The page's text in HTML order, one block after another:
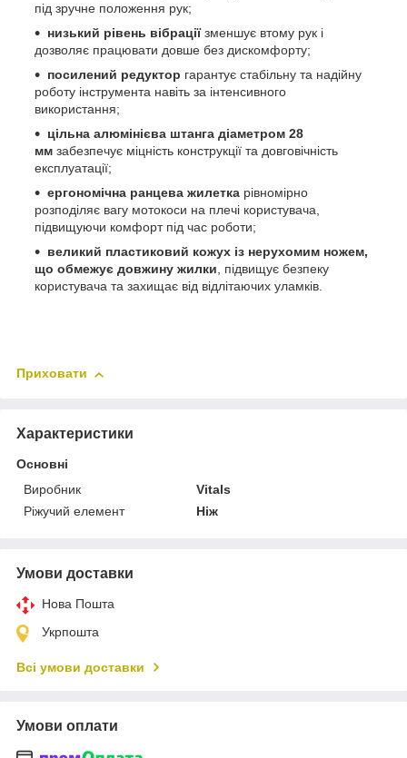
під зручне положення рук;
низький рівень вібраціїзменшує втому рук і
дозволяє працювати довше без дискомфорту;
посилений редуктор гарантує стабільну та надійну
роботу інструмента навіть за інтенсивного
використання;
цільна алюмінієва штанга діаметром 28
мм забезпечує міцність конструкції та довговічність
експлуатації;
ергономічна ранцева жилетка рівномірно
розподіляє вагу мотокоси на плечі користувача,
підвищуючи комфорт під час роботи;
великий пластиковий кожух із нерухомим ножем,
що обмежує довжину жилки, підвищує безпеку
користувача та захищає від відлітаючих уламків.
Приховати
Характеристики
Основні
Виробник
Vitals
Ріжучий елемент
Ніж
Умови доставки
Нова Пошта
Укрпошта
Всі умови доставки
Умови оплати